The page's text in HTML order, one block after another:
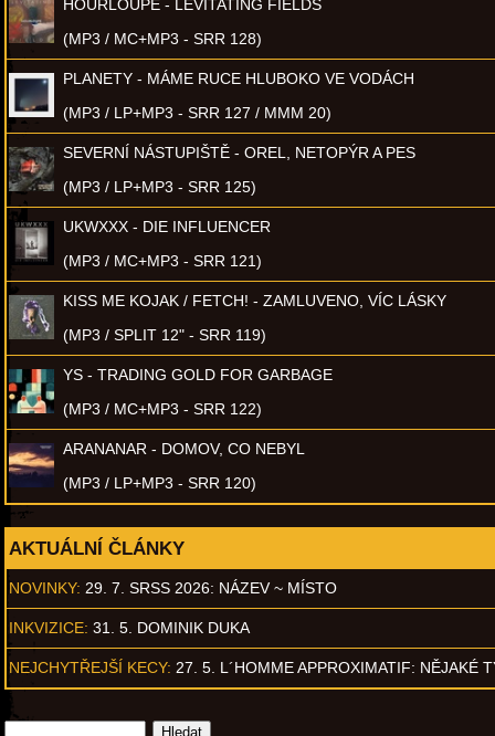
HOURLOUPE - LEVITATING FIELDS
(MP3 / MC+MP3 - SRR 128)
PLANETY - MÁME RUCE HLUBOKO VE VODÁCH
(MP3 / LP+MP3 - SRR 127 / MMM 20)
SEVERNÍ NÁSTUPIŠTĚ - OREL, NETOPÝR A PES
(MP3 / LP+MP3 - SRR 125)
UKWXXX - DIE INFLUENCER
(MP3 / MC+MP3 - SRR 121)
KISS ME KOJAK / FETCH! - ZAMLUVENO, VÍC LÁSKY
(MP3 / SPLIT 12" - SRR 119)
YS - TRADING GOLD FOR GARBAGE
(MP3 / MC+MP3 - SRR 122)
ARANANAR - DOMOV, CO NEBYL
(MP3 / LP+MP3 - SRR 120)
AKTUÁLNÍ ČLÁNKY
NOVINKY: 29. 7. SRSS 2026: NÁZEV ~ MÍSTO
INKVIZICE: 31. 5. DOMINIK DUKA
NEJCHYTŘEJŠÍ KECY: 27. 5. L´HOMME APPROXIMATIF: NĚJAKÉ